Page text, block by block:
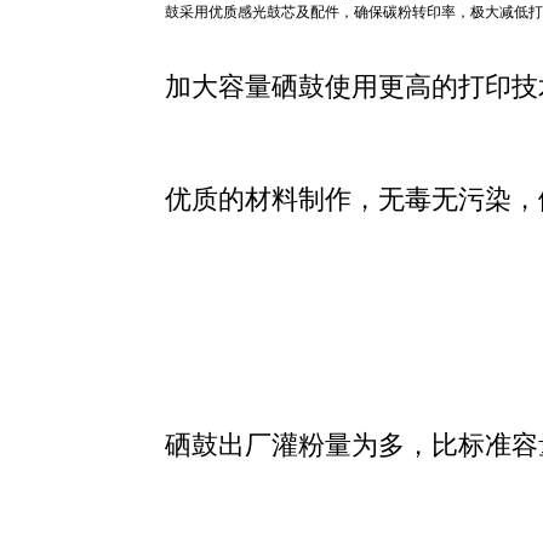
鼓采用优质感光鼓芯及配件，确保碳粉转印率，极大减低
加大容量硒鼓使用更高的打印
优质的材料制作，无毒无污染
硒鼓出厂灌粉量为多，比标准